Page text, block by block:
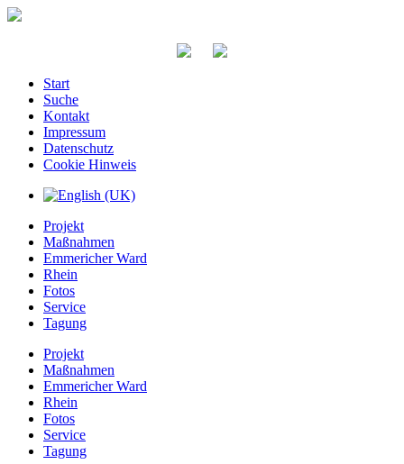
Start
Suche
Kontakt
Impressum
Datenschutz
Cookie Hinweis
Projekt
Maßnahmen
Emmericher Ward
Rhein
Fotos
Service
Tagung
Projekt
Maßnahmen
Emmericher Ward
Rhein
Fotos
Service
Tagung